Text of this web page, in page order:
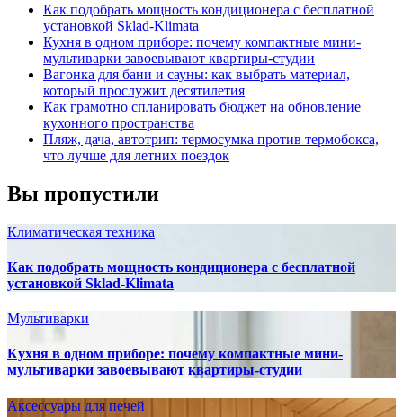
Как подобрать мощность кондиционера с бесплатной
установкой Sklad-Klimata
Кухня в одном приборе: почему компактные мини-
мультиварки завоевывают квартиры-студии
Вагонка для бани и сауны: как выбрать материал,
который прослужит десятилетия
Как грамотно спланировать бюджет на обновление
кухонного пространства
Пляж, дача, автотрип: термосумка против термобокса,
что лучше для летних поездок
Вы пропустили
Климатическая техника
Как подобрать мощность кондиционера с бесплатной
установкой Sklad-Klimata
Мультиварки
Кухня в одном приборе: почему компактные мини-
мультиварки завоевывают квартиры-студии
Аксессуары для печей